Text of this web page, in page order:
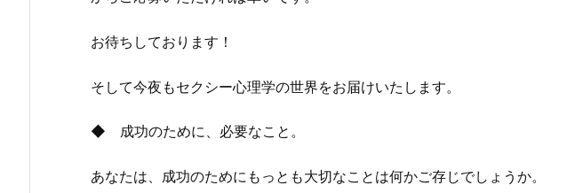
お待ちしております！
そして今夜もセクシー心理学の世界をお届けいたします。
◆ 成功のために、必要なこと。
あなたは、成功のためにもっとも大切なことは何かご存じでしょうか。